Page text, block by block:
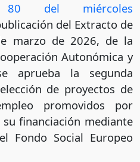
del miércoles
del Extracto de
marzo de 2026, de la
Autonómica y
aprueba la segunda
de proyectos de
promovidos por
financiación mediante
Fondo Social Europeo